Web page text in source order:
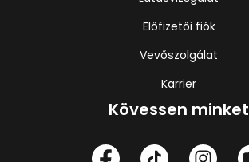
Előfizetői fiók
Vevőszolgálat
Karrier
Kövessen minket